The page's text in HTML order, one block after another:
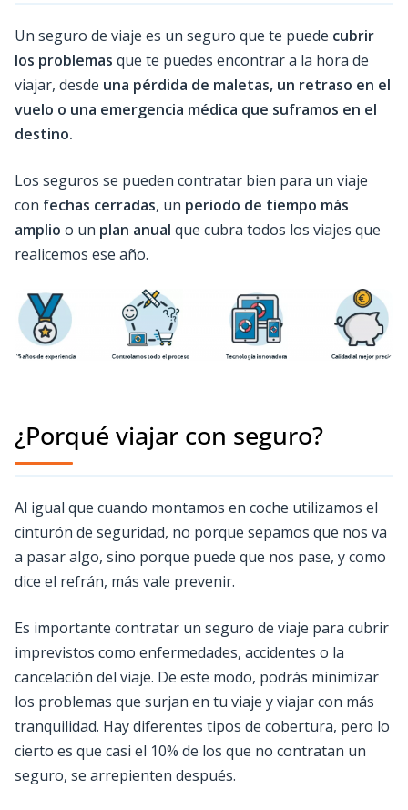
Un seguro de viaje es un seguro que te puede cubrir
los problemas que te puedes encontrar a la hora de
viajar, desde una pérdida de maletas, un retraso en el
vuelo o una emergencia médica que suframos en el
destino.
Los seguros se pueden contratar bien para un viaje
con fechas cerradas, un periodo de tiempo más
amplio o un plan anual que cubra todos los viajes que
realicemos ese año.
¿Porqué viajar con seguro?
Al igual que cuando montamos en coche utilizamos el
cinturón de seguridad, no porque sepamos que nos va
a pasar algo, sino porque puede que nos pase, y como
dice el refrán, más vale prevenir.
Es importante contratar un seguro de viaje para cubrir
imprevistos como enfermedades, accidentes o la
cancelación del viaje. De este modo, podrás minimizar
los problemas que surjan en tu viaje y viajar con más
tranquilidad. Hay diferentes tipos de cobertura, pero lo
cierto es que casi el 10% de los que no contratan un
seguro, se arrepienten después.